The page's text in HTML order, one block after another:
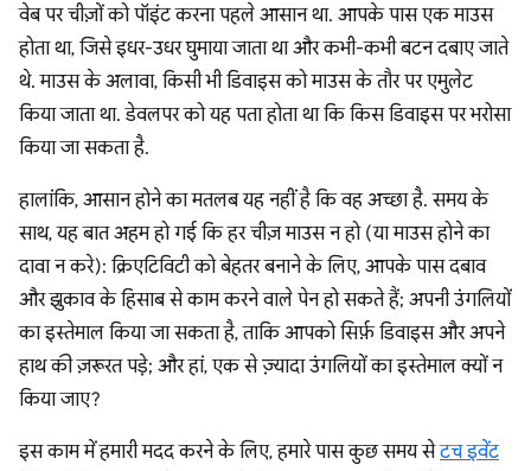
वेब पर चीज़ों को पॉइंट करना पहले आसान था. आपके पास एक माउस
होता था, जिसे इधर-उधर घुमाया जाता था और कभी-कभी बटन दबाए जाते
थे. माउस के अलावा, किसी भी डिवाइस को माउस के तौर पर एमुलेट
किया जाता था. डेवलपर को यह पता होता था कि किस डिवाइस पर भरोसा
किया जा सकता है.
हालांकि, आसान होने का मतलब यह नहीं है कि वह अच्छा है. समय के
साथ, यह बात अहम हो गई कि हर चीज़ माउस न हो (या माउस होने का
दावा न करे): क्रिएटिविटी को बेहतर बनाने के लिए, आपके पास दबाव
और झुकाव के हिसाब से काम करने वाले पेन हो सकते हैं; अपनी उंगलियों
का इस्तेमाल किया जा सकता है, ताकि आपको सिर्फ़ डिवाइस और अपने
हाथ की ज़रूरत पड़े; और हां, एक से ज़्यादा उंगलियों का इस्तेमाल क्यों न
किया जाए?
इस काम में हमारी मदद करने के लिए, हमारे पास कुछ समय सेटच इवेंट